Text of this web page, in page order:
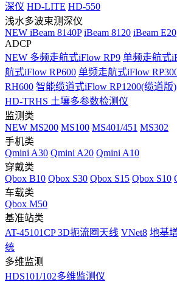
深仪 HD-LITE HD-550
浅水多波束测深仪
NEW iBeam 8140P iBeam 8120 iBeam E20
ADCP
NEW 多频走航式iFlow RP9 单频走航式
航式iFlow RP600 单频走航式iFlow
RH600 智能缆道式iFlow RP1200(缆道版)
HD-TRHS 土壤多参数检测仪
监测类
NEW MS200 MS100 MS401/451 MS302
手机类
Qmini A30 Qmini A20 Qmini A10
穿戴类
Qbox B10 Qbox S30 Qbox S15 Qbox S10
车载类
Qbox M50
基准站类
AT-45101CP 3D扼流圈天线 VNet8 地基
统
多维监测
HDS101/102多维监测仪